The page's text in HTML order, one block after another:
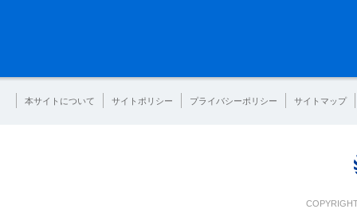
本サイトについて サイトポリシー プライバシーポリシー サイトマップ